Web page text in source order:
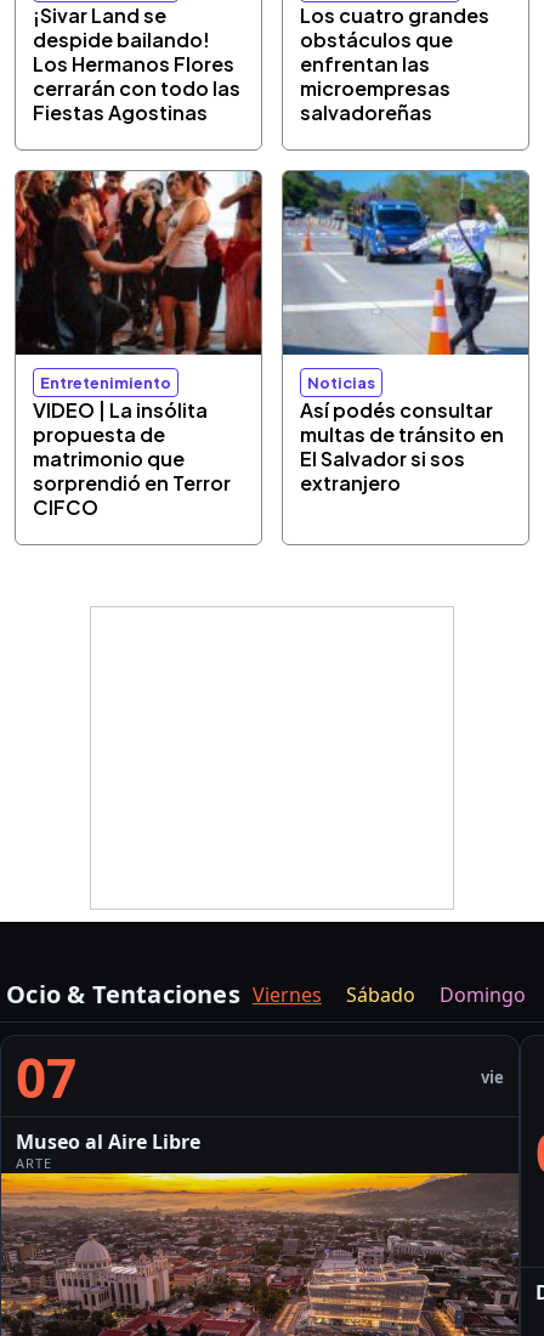
¡Sivar Land se
despide bailando!
Los Hermanos Flores
cerrarán con todo las
Fiestas Agostinas
Los cuatro grandes
obstáculos que
enfrentan las
microempresas
salvadoreñas
Entretenimiento
VIDEO | La insólita
propuesta de
matrimonio que
sorprendió en Terror
CIFCO
Noticias
Así podés consultar
multas de tránsito en
El Salvador si sos
extranjero